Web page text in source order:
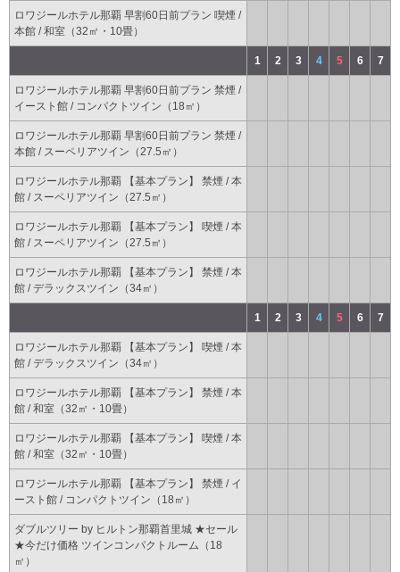
ロワジールホテル那覇 早割60日前プラン 喫煙 /
本館 / 和室（32㎡・10畳）
1 2 3 4 5 6 7
ロワジールホテル那覇 早割60日前プラン 禁煙 /
イースト館 / コンパクトツイン（18㎡）
ロワジールホテル那覇 早割60日前プラン 禁煙 /
本館 / スーペリアツイン（27.5㎡）
ロワジールホテル那覇 【基本プラン】 禁煙 / 本
館 / スーペリアツイン（27.5㎡）
ロワジールホテル那覇 【基本プラン】 喫煙 / 本
館 / スーペリアツイン（27.5㎡）
ロワジールホテル那覇 【基本プラン】 禁煙 / 本
館 / デラックスツイン（34㎡）
1 2 3 4 5 6 7
ロワジールホテル那覇 【基本プラン】 喫煙 / 本
館 / デラックスツイン（34㎡）
ロワジールホテル那覇 【基本プラン】 禁煙 / 本
館 / 和室（32㎡・10畳）
ロワジールホテル那覇 【基本プラン】 喫煙 / 本
館 / 和室（32㎡・10畳）
ロワジールホテル那覇 【基本プラン】 禁煙 / イ
ースト館 / コンパクトツイン（18㎡）
ダブルツリー by ヒルトン那覇首里城 ★セール
★今だけ価格 ツインコンパクトルーム（18
㎡）